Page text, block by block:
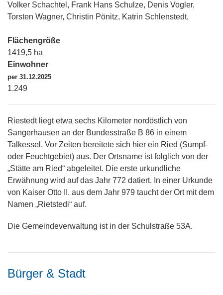
Volker Schachtel, Frank Hans Schulze, Denis Vogler,
Torsten Wagner, Christin Pönitz, Katrin Schlenstedt,
Flächengröße
1419,5 ha
Einwohner
per 31.12.2025
1.249
Riestedt liegt etwa sechs Kilometer nordöstlich von
Sangerhausen an der Bundesstraße B 86 in einem
Talkessel. Vor Zeiten bereitete sich hier ein Ried (Sumpf-
oder Feuchtgebiet) aus. Der Ortsname ist folglich von der
„Stätte am Ried“ abgeleitet. Die erste urkundliche
Erwähnung wird auf das Jahr 772 datiert. In einer Urkunde
von Kaiser Otto II. aus dem Jahr 979 taucht der Ort mit dem
Namen „Rietstedi“ auf.
Die Gemeindeverwaltung ist in der Schulstraße 53A.
Bürger & Stadt